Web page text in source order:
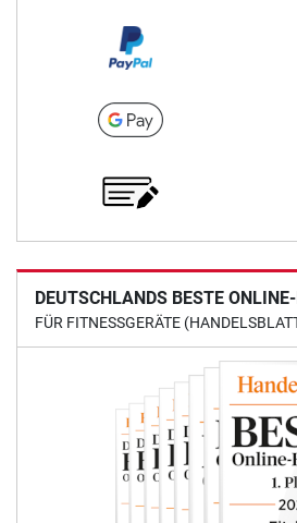
DEUTSCHLANDS BESTE
FÜR FITNESSGERÄTE